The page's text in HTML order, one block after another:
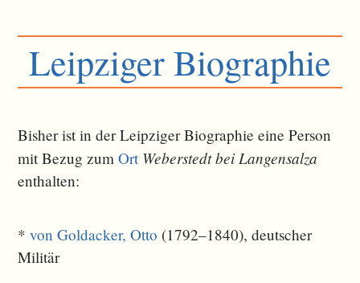
Leipziger Biographie
Bisher ist in der Leipziger Biographie eine Person
mit Bezug zumOrt Weberstedt bei Langensalza
ent­halten:
*von Goldacker, Otto (1792–1840), deutscher
Militär